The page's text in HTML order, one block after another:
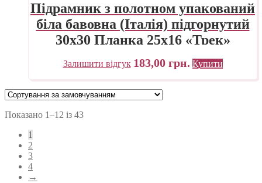
Підрамник з полотном упакований
біла бавовна (Італія) підгорнутий
30х30 Планка 25х16 «Трек»
Україна
Залишити відгук 183,00 грн. Купити
Показано 1–12 із 43
1
2
3
4
→